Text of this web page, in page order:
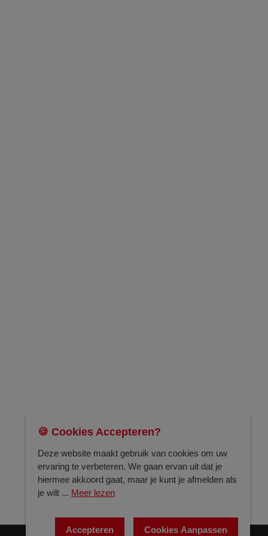
🍪 Cookies Accepteren?
Deze website maakt gebruik van cookies om uw
ervaring te verbeteren. We gaan ervan uit dat je
hiermee akkoord gaat, maar je kunt je afmelden als
je wilt ... Meer lezen
Accepteren Cookies Aanpassen